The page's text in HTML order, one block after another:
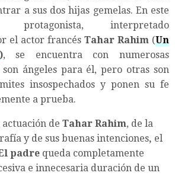
a sus dos hijas gemelas. En este
interpretado
el actor francés Tahar Rahim (Un
, se encuentra con numerosas
son ángeles para él, pero otras son
insospechados y ponen su fe
a prueba.
de Tahar Rahim, de la
y de sus buenas intenciones, el
padre queda completamente
e innecesaria duración de un